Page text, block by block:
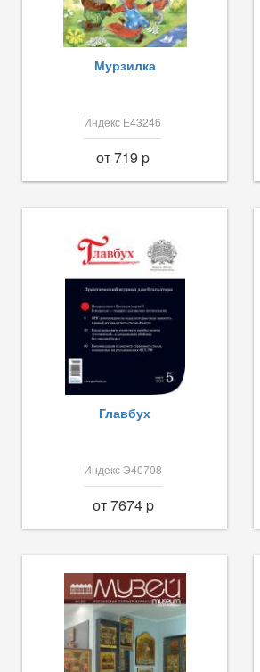
Мурзилка
Индекс Е43246
от 719 p
Главбух
Индекс Э40708
от 7674 p